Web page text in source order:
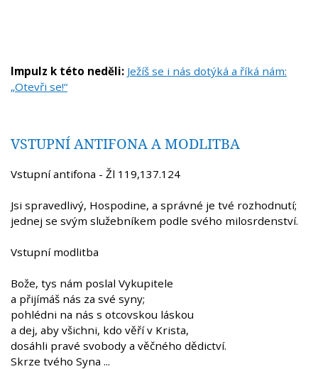
Impulz k této neděli: Ježíš se i nás dotýká a říká nám:
„Otevři se!“
VSTUPNÍ ANTIFONA A MODLITBA
Vstupní antifona - Žl 119,137.124
Jsi spravedlivý, Hospodine, a správné je tvé rozhodnutí;
jednej se svým služebníkem podle svého milosrdenství.
Vstupní modlitba
Bože, tys nám poslal Vykupitele
a přijímáš nás za své syny;
pohlédni na nás s otcovskou láskou
a dej, aby všichni, kdo věří v Krista,
dosáhli pravé svobody a věčného dědictví.
Skrze tvého Syna ...